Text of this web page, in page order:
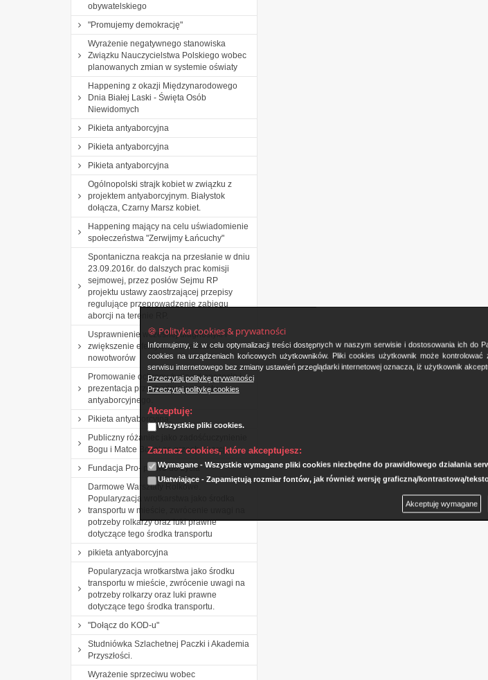
🍪 Polityka cookies & prywatności
Informujemy, iż w celu optymalizacji treści dostępnych w naszym serwisie i dostosowania ich do
cookies na urządzeniach końcowych użytkowników. Pliki cookies użytkownik może
serwisu internetowego bez zmiany ustawień przeglądarki internetowej oznacza, iż użytkownik
Przeczytaj politykę prywatności
Przeczytaj politykę cookies
Akceptuję:
Wszystkie pliki cookies.
Zaznacz cookies, które akceptujesz:
Wymagane - Wszystkie wymagane pliki cookies niezbędne do prawidłowego działania
Ułatwiające - Zapamiętują rozmiar fontów, jak również wersję graficzną/kontrastową/
Akceptuję wymagane
obywatelskiego
"Promujemy demokrację"
Wyrażenie negatywnego stanowiska
Związku Nauczycielstwa Polskiego wobec
planowanych zmian w systemie oświaty
Happening z okazji Międzynarodowego
Dnia Białej Laski - Święta Osób
Niewidomych
Pikieta antyaborcyjna
Pikieta antyaborcyjna
Pikieta antyaborcyjna
Ogólnopolski strajk kobiet w związku z
projektem antyaborcyjnym. Białystok
dołącza, Czarny Marsz kobiet.
Happening mający na celu uświadomienie
społeczeństwa "Zerwijmy Łańcuchy"
Spontaniczna reakcja na przesłanie w dniu
23.09.2016r. do dalszych prac komisji
sejmowej, przez posłów Sejmu RP
projektu ustawy zaostrzającej przepisy
regulujące przeprowadzenie zabiegu
aborcji na terenie RP.
Usprawnienie wczesnej diagnostyki i
zwiększenie efektywności leczenia
nowotworów
Promowanie ochrony życia od poczęcia i
prezentacja przechodniom plakatu
antyaborcyjnego.
Pikieta antyaborcyjna.
Publiczny różaniec jako zadośćuczynienie
Bogu i Matce Bożej za grzech aborcji.
Fundacja Pro- prawo do życia
Darmowe Warsztaty Rolkowe.
Popularyzacja wrotkarstwa jako środka
transportu w mieście, zwrócenie uwagi na
potrzeby rolkarzy oraz luki prawne
dotyczące tego środka transportu
pikieta antyaborcyjna
Popularyzacja wrotkarstwa jako środku
transportu w mieście, zwrócenie uwagi na
potrzeby rolkarzy oraz luki prawne
dotyczące tego środka transportu.
"Dołącz do KOD-u"
Studniówka Szlachetnej Paczki i Akademia
Przyszłości.
Wyrażenie sprzeciwu wobec